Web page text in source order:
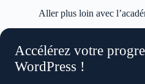
Aller plus loin avec
Accélérez votre
WordPress !